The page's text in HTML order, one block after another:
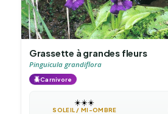
Grassette à grandes fleurs
Pinguicula grandiflora
🪲Carnivore
☀️☀️☀️
SOLEIL / MI-OMBRE